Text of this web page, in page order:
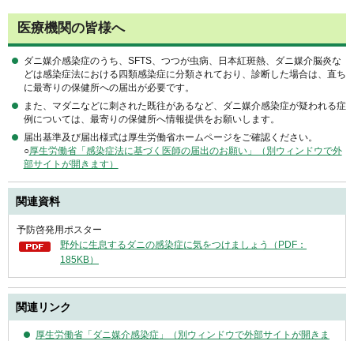
医療機関の皆様へ
ダニ媒介感染症のうち、SFTS、つつが虫病、日本紅斑熱、ダニ媒介脳炎な
どは感染症法における四類感染症に分類されており、診断した場合は、直ち
に最寄りの保健所への届出が必要です。
また、マダニなどに刺された既往があるなど、ダニ媒介感染症が疑われる症
例については、最寄りの保健所へ情報提供をお願いします。
届出基準及び届出様式は厚生労働省ホームページをご確認ください。
○厚生労働省「感染症法に基づく医師の届出のお願い」（別ウィンドウで外
部サイトが開きます）
関連資料
予防啓発用ポスター
野外に生息するダニの感染症に気をつけましょう（PDF：
185KB）
関連リンク
厚生労働省「ダニ媒介感染症」（別ウィンドウで外部サイトが開きま